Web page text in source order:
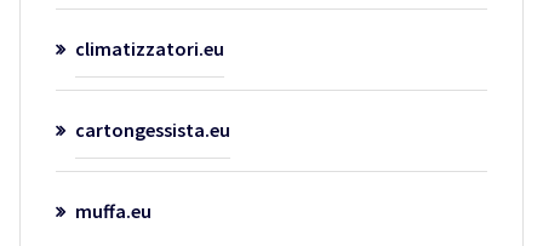
climatizzatori.eu
cartongessista.eu
muffa.eu